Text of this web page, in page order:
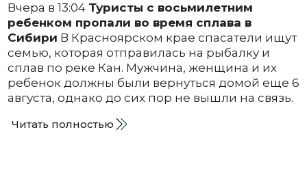
Вчера в 13:04 Туристы с восьмилетним
ребенком пропали во время сплава в
Сибири В Красноярском крае спасатели ищут
семью, которая отправилась на рыбалку и
сплав по реке Кан. Мужчина, женщина и их
ребенок должны были вернуться домой еще 6
августа, однако до сих пор не вышли на связь.
Читать полностью